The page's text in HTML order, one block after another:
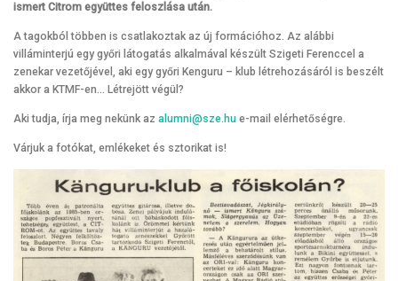
ismert Citrom együttes feloszlása után.
A tagokból többen is csatlakoztak az új formációhoz. Az alábbi
villáminterjú egy győri látogatás alkalmával készült Szigeti Ferenccel a
zenekar vezetőjével, aki egy győri Kenguru – klub létrehozásáról is beszélt
akkor a KTMF-en… Létrejött végül?
Aki tudja, írja meg nekünk az alumni@sze.hu e-mail elérhetőségre.
Várjuk a fotókat, emlékeket és sztorikat is!